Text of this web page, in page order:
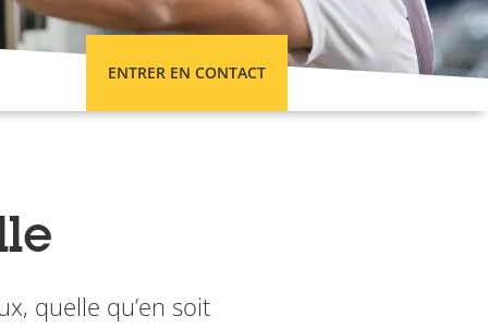
ENTRER EN CONTACT
quelle qu’en soit